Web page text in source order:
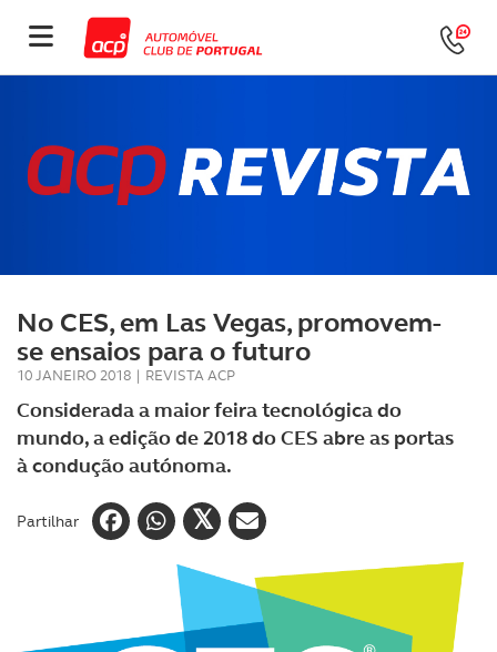
No CES, em Las Vegas, promovem-
se ensaios para o futuro
10 JANEIRO 2018 | REVISTA ACP
Considerada a maior feira tecnológica do
mundo, a edição de 2018 do CES abre as portas
à condução autónoma.
Partilhar